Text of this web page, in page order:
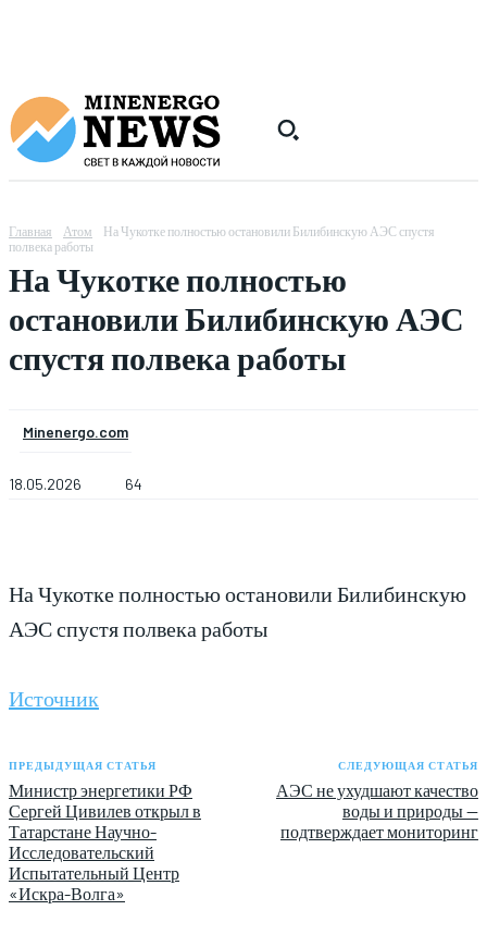
Главная Атом
На Чукотке полностью остановили Билибинскую АЭС спустя
полвека работы
На Чукотке полностью
остановили Билибинскую АЭС
спустя полвека работы
Minenergo.com
18.05.2026 64
На Чукотке полностью остановили Билибинскую
АЭС спустя полвека работы
Источник
ПРЕДЫДУЩАЯ СТАТЬЯ
Министр энергетики РФ
Сергей Цивилев открыл в
Татарстане Научно-
Исследовательский
Испытательный Центр
«Искра-Волга»
СЛЕДУЮЩАЯ СТАТЬЯ
АЭС не ухудшают качество
воды и природы —
подтверждает мониторинг